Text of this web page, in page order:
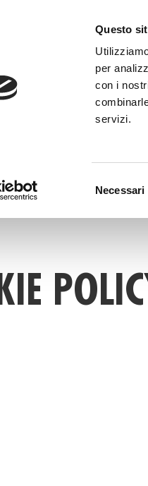
Questo
per
con i
servizi.
del
Necessari